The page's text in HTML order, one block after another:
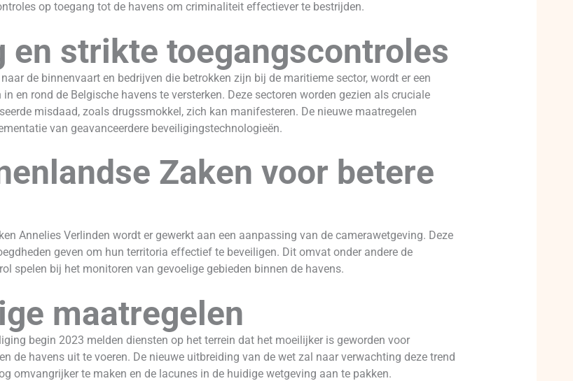
op toegang tot de havens om criminaliteit effectiever te bestrijden.
strikte toegangscontroles
de binnenvaart en bedrijven die betrokken zijn bij de maritieme sector, wordt er een
en rond de Belgische havens te versterken. Deze sectoren worden gezien als cruciale
misdaad, zoals drugssmokkel, zich kan manifesteren. De nieuwe maatregelen
van geavanceerdere beveiligingstechnologieën.
Zaken voor betere
Annelies Verlinden wordt er gewerkt aan een aanpassing van de camerawetgeving. Deze
geven om hun territoria effectief te beveiligen. Dit omvat onder andere de
spelen bij het monitoren van gevoelige gebieden binnen de havens.
maatregelen
begin 2023 melden diensten op het terrein dat het moeilijker is geworden voor
de havens uit te voeren. De nieuwe uitbreiding van de wet zal naar verwachting deze trend
omvangrijker te maken en de lacunes in de huidige wetgeving aan te pakken.